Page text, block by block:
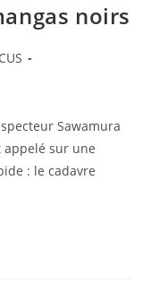
noirs
Sawamura
appelé sur une
: le cadavre